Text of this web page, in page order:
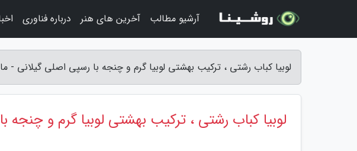
لوبیا کباب رشتی ، ترکیب بهشتی لوبیا گرم و چنجه با رسپی اصلی گیلانی -
لوبیا کباب رشتی ، ترکیب بهشتی لوبیا گرم و چنجه
آرشیو مطالب آخرین های هنر درباره فناوری